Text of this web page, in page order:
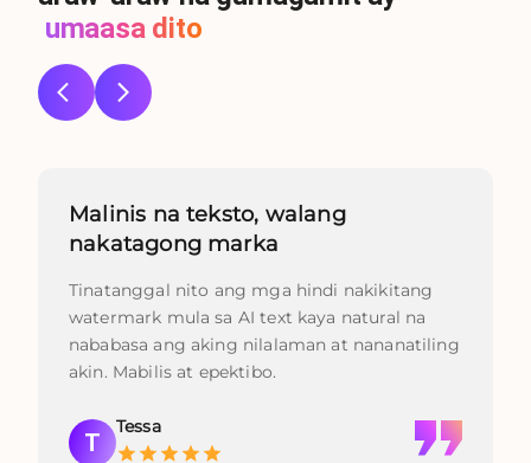
umaasa dito
Malinis na teksto, walang
nakatagong marka
Tinatanggal nito ang mga hindi nakikitang
watermark mula sa AI text kaya natural na
nababasa ang aking nilalaman at nananatiling
akin. Mabilis at epektibo.
T
Tessa